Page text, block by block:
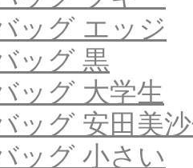
ッグ エッジ
ッグ 黒
ッグ 大学生
ッグ 安田美
ッグ 小さい